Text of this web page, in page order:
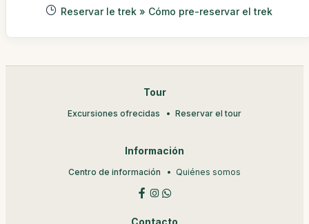
Reservar le trek » Cómo pre-reservar el trek
Tour
Excursiones ofrecidas Reservar el tour
Información
Centro de información Quiénes somos